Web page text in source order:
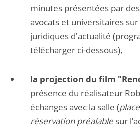
minutes présentées par
avocats et universitaires
juridiques d'actualité
télécharger ci-dessous),
la projection du film
présence du réalisateur
échanges avec la salle (
réservation préalable sur